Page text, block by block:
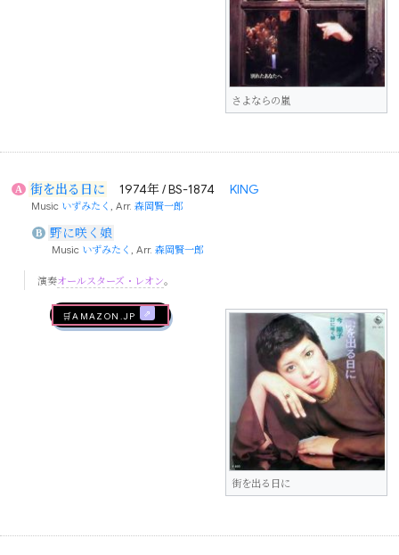
さよならの嵐
A 街を出る日に 1974年 / BS-1874 KING
Music いずみたく , Arr.森岡賢一郎
B 野に咲く娘
Music いずみたく , Arr. 森岡賢一郎
演奏オールスターズ・レオン。
街を出る日に
🛒AMAZON.jp